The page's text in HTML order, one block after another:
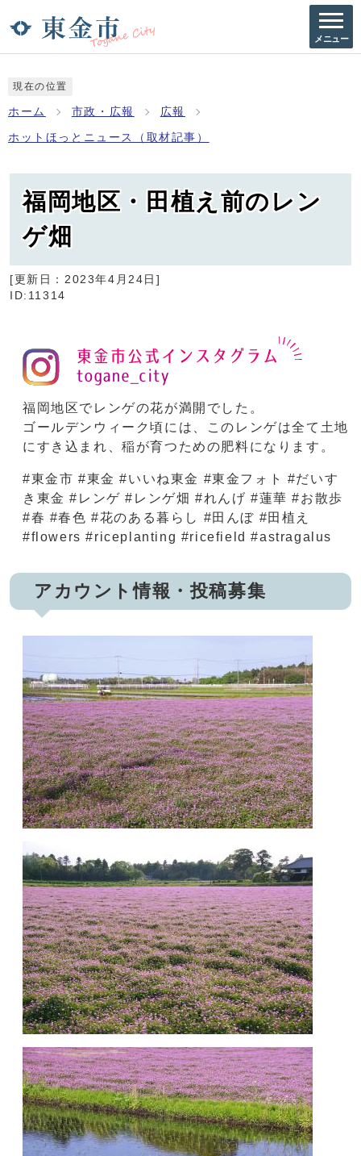
メニュー
現在の位置
ホーム 市政・広報 広報
ホットほっとニュース（取材記事）
福岡地区・田植え前のレン
ゲ畑
[更新日： 2023年4月24日 ]
ID:11314
福岡地区でレンゲの花が満開でした。
ゴールデンウィーク頃には、このレンゲは全て土地
にすき込まれ、稲が育つための肥料になります。
#東金市 #東金 #いいね東金 #東金フォト #だいす
き東金 #レンゲ #レンゲ畑 #れんげ #蓮華 #お散歩
#春 #春色 #花のある暮らし #田んぼ #田植え
#flowers #riceplanting #ricefield #astragalus
アカウント情報・投稿募集